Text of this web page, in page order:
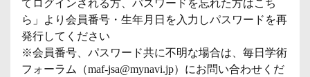
てログインされる方、パスワードを忘れた方はこち
ら」より会員番号・生年月日を入力しパスワードを再
発行してください
※会員番号、パスワード共に不明な場合は、毎日学術
フォーラム（maf-jsa@mynavi.jp）にお問い合わせくだ